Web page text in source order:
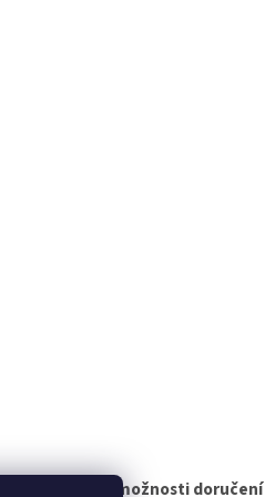
Různé možnosti doručení